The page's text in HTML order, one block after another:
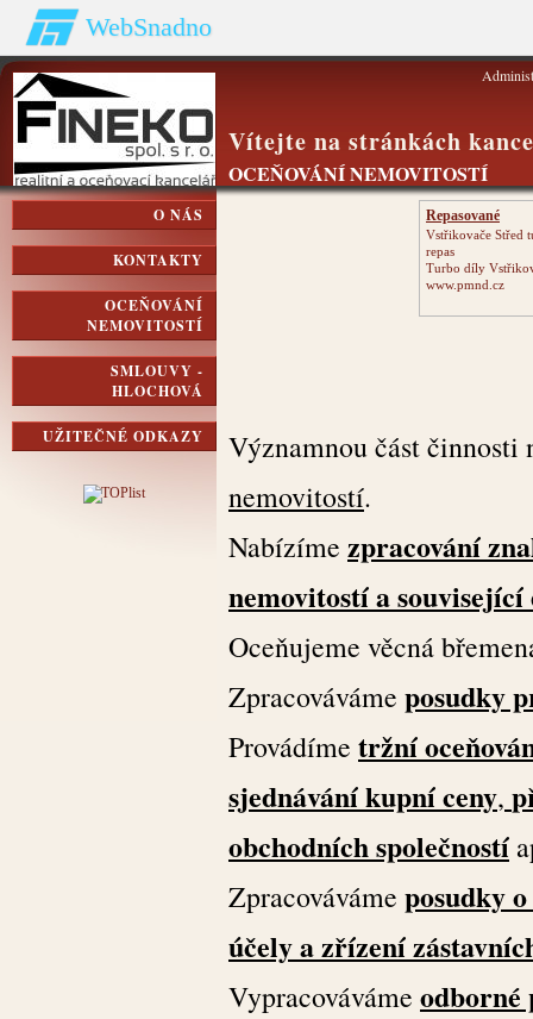
WebSnadno
Vítejte na stránkách
OCEŇOVÁNÍ NEMOVITOSTÍ
O NÁS
KONTAKTY
OCEŇOVÁNÍ
NEMOVITOSTÍ
SMLOUVY -
HLOCHOVÁ
UŽITEČNÉ ODKAZY
Repasované
Turbodmychadlo
Vstřikovače Střed
repas
Turbo díly
www.pmnd.cz
Významnou část
nemovitostí.
Nabízíme zpracování
nemovitostí a související
Oceňujeme věcná
Zpracováváme posudky
Provádíme tržní
sjednávání kupní ceny,
obchodních společností
Zpracováváme posudky
účely a zřízení
Vypracováváme odborné